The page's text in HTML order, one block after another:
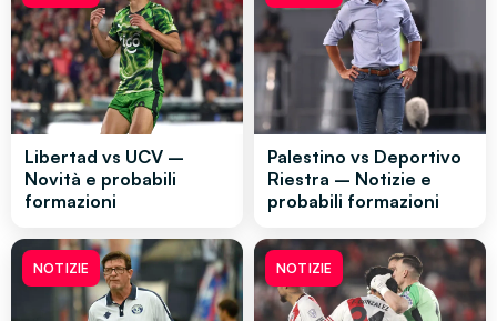
Libertad vs UCV –
Novità e probabili
formazioni
Palestino vs Deportivo
Riestra – Notizie e
probabili formazioni
NOTIZIE NOTIZIE